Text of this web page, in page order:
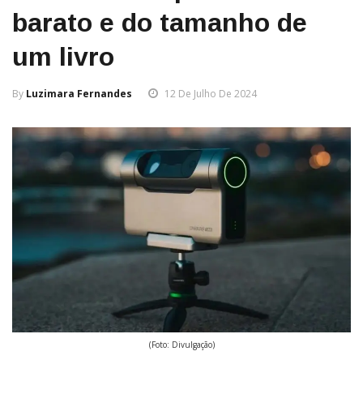
barato e do tamanho de
um livro
By Luzimara Fernandes 12 De Julho De 2024
(Foto: Divulgação)